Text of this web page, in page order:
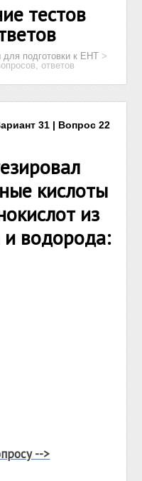
тестов
подготовки к ЕНТ >
ответов
31 | Вопрос 22
кислоты
из
водорода:
-->